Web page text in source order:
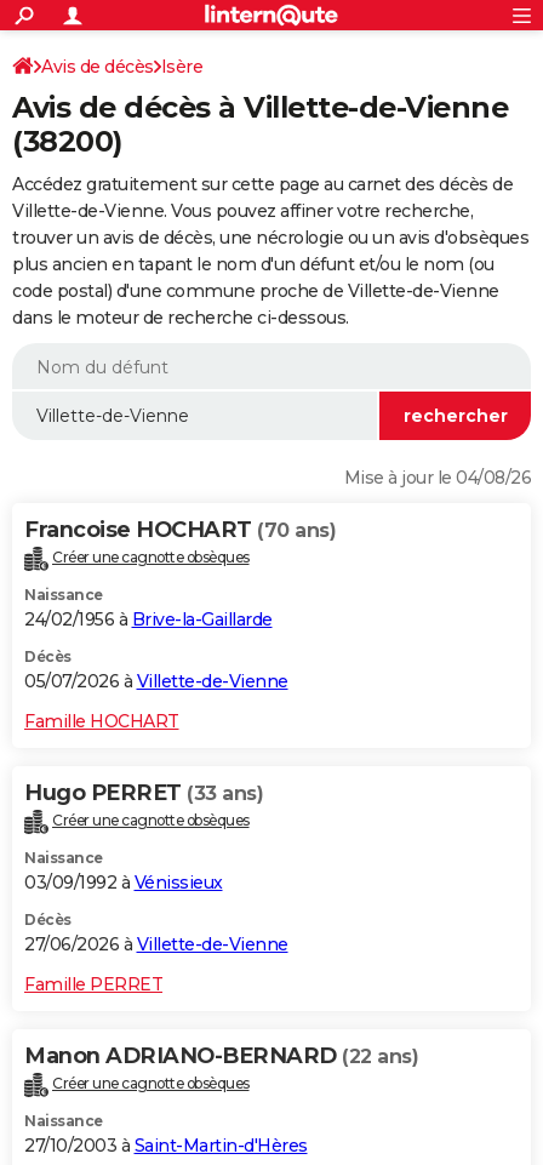
ACTUALITÉS
Politique
Société
Faits Divers
Education
Monde
Villes
+
SPORT
Coupe du monde 2026
Football
Tennis
Cyclisme
Rugby
Forum
FINANCE
Retraite
Impôts
Epargne
Immobilier
Risques naturels par ville
Banque
Assurance
Crédit
Essais
Réserver un essai
Citadines
Berlines
SUV
Forum auto
+
HIGH-TECH
Mobiles
Meilleur smartphone
Internet
Ordinateurs
Jeux vidéo
Guide high-tech
+
BRICOLAGE
Forum
Aménagement intérieur
Extérieur
Cuisine
Salle de bains
Jardinage
Rangement
WEEK-END
Guides de France
Escapades
Patrimoine
Expositions
Musées
Week-end nature
LIFESTYLE
Alimentation
Guide de la santé
Maladies
Médicaments
Sommeil
VOYAGE
Destinations
City break
Voyage nature
Voyage de noces
Forum
Climat
+PHOTO
GUIDES D'ACHAT
BONS PLANS
CARTE DE VOEUX
Dictionnaire
Biographies
Citations
Expressions
Proverbes
PROGRAMME TV
COPAINS D'AVANT
S'inscrire
Se connecter
Lycées
Collèges
Primaires
Universités
Entreprises
Service militaire
Avis de recherche
AVIS DE DÉCÈS
Avis de décès Isère
Avis de décès à Villette-de-Vienne
(38200)
Accédez gratuitement sur cette page au carnet des décès de
Villette-de-Vienne. Vous pouvez affiner votre recherche,
trouver un avis de décès, une nécrologie ou un avis d'obsèques
plus ancien en tapant le nom d'un défunt et/ou le nom (ou
code postal) d'une commune proche de Villette-de-Vienne
dans le moteur de recherche ci-dessous.
Mise à jour le 04/08/26
Francoise HOCHART (70 ans)
Créer une cagnotte obsèques
Naissance
24/02/1956 à Brive-la-Gaillarde
Décès
05/07/2026 à Villette-de-Vienne
Famille HOCHART
Hugo PERRET (33 ans)
Créer une cagnotte obsèques
Naissance
03/09/1992 à Vénissieux
Décès
27/06/2026 à Villette-de-Vienne
Famille PERRET
Manon ADRIANO-BERNARD (22 ans)
Créer une cagnotte obsèques
Naissance
27/10/2003 à Saint-Martin-d'Hères